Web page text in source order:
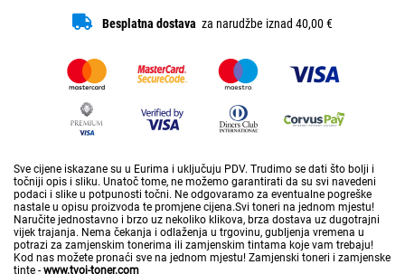
Besplatna dostava za narudžbe iznad 40,00 €
Sve cijene iskazane su u Eurima i uključuju PDV. Trudimo se dati što bolji i
točniji opis i sliku. Unatoč tome, ne možemo garantirati da su svi navedeni
podaci i slike u potpunosti točni. Ne odgovaramo za eventualne pogreške
nastale u opisu proizvoda te promjene cijena.Svi toneri na jednom mjestu!
Naručite jednostavno i brzo uz nekoliko klikova, brza dostava uz dugotrajni
vijek trajanja. Nema čekanja i odlaženja u trgovinu, gubljenja vremena u
potrazi za zamjenskim tonerima ili zamjenskim tintama koje vam trebaju!
Kod nas možete pronaći sve na jednom mjestu! Zamjenski toneri i zamjenske
tinte - www.tvoj-toner.com